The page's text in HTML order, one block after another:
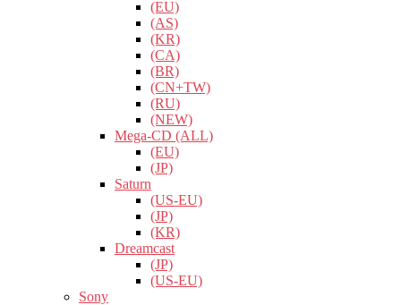
(EU)
(AS)
(KR)
(CA)
(BR)
(CN+TW)
(RU)
(NEW)
Mega-CD (ALL)
(EU)
(JP)
Saturn
(US-EU)
(JP)
(KR)
Dreamcast
(JP)
(US-EU)
Sony